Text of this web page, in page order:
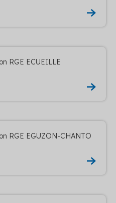
RGE ECUEILLE
RGE EGUZON-CHANTO